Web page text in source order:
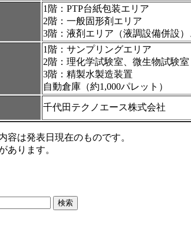
1階：PTP台紙包装エリア
2階：一般固形剤エリア
3階：液剤エリア（液調設備併設
1階：サンプリングエリア
2階：理化学試験室、微生物試験室
3階：精製水製造装置
自動倉庫（約1,000パレット）
千代田テクノエース株式会社
は発表日現在のものです。
あります。